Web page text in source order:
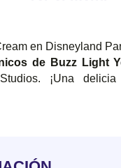
en Disneyland
de Buzz Light
¡Una